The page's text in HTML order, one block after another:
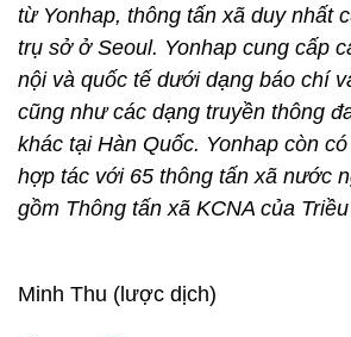
từ Yonhap, thông tấn xã duy nhất
trụ sở ở Seoul. Yonhap cung cấp
nội và quốc tế dưới dạng báo chí
cũng như các dạng truyền thông
khác tại Hàn Quốc. Yonhap còn
hợp tác với 65 thông tấn xã nước
gồm Thông tấn xã KCNA của
Minh Thu (lược dịch)